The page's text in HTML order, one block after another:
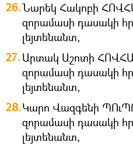
Նարեկ Հակոբի
զորամասի դասակի
լեյտենանտ,
Արտակ Աշոտի
զորամասի դասակի
լեյտենանտ,
Կարո Վազգենի
զորամասի դասակի
լեյտենանտ,